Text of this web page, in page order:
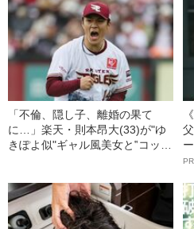
「不倫、隠し子、離婚の果て
に…」楽天・則本昂大(33)が"ゆ
きぽよ似"ギャル風美女と‟コッソ